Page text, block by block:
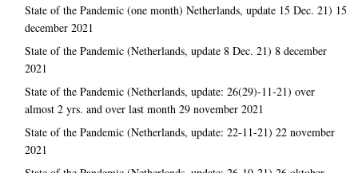
State of the Pandemic (one month) Netherlands, update 15 Dec. 21) 15
december 2021
State of the Pandemic (Netherlands, update 8 Dec. 21) 8 december
2021
State of the Pandemic (Netherlands, update: 26(29)-11-21) over
almost 2 yrs. and over last month 29 november 2021
State of the Pandemic (Netherlands, update: 22-11-21) 22 november
2021